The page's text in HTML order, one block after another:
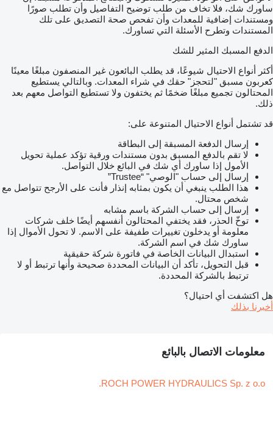
ساورك شك، فلا تخاف من طلب توضيح التفاصيل وأن تطلب صورًا
ومستندات إضافية للمعدات وأن تفحص صحة التصديق على تلك
المستندات وتطرح الأسئلة التي تساورك.
الدفع المسبك المثير للشك
أكثر أنواع الاحتيال شيوعًا، قد يطلب البائعون غير المنصفون مبلغًا معينًا
كعربون مسبق "لتحجز" حقك في شراء المعدات. وبالتالي يستطيع
المحتالون تجميع مبلغًا ضخمًا ثم يختفون ولا تستطيع التواصل معهم بعد
ذلك.
قد تشتمل أنواع الاحتيال المتنوعة على:
إرسال الدفعة المسبقة إلى البطاقة
لا تقم بالدفع المسبق بدون مستندات ورقية تؤكد عملية تحويل
الأمول إذا ساورك أي شك في البائع خلال التواصل.
إرسال إلى حساب "الوصي" “Trustee”
هذا الطلب ينبغي أن يكون بمثابه إنذار فأنت على الأرجح تتواصل مع
شخص محتال.
إرسال إلى حساب الشركة باسم مشابه
توخّ الحذر، فقد يختفي المحتالون أنفسهم أيضًا خلف شركات
معلومة أو يدخلون تغييرات طفيفة على الاسم. لا تحول الأموال إذا
ساورك شك في اسم الشركة.
استبدال البيانات الخاصة في فاتورة شركة حقيقية
قبل التحويل، تأكد أن البيانات المحددة صحيحة وأنها ترتبط أو لا
ترتبط بالشركة المحددة.
هل اكتشفت أي احتيال؟
أخبرنا بذلك
معلومات الاتصال بالبائع
ROCH POWER HYDRAULICS Sp. z o.o.